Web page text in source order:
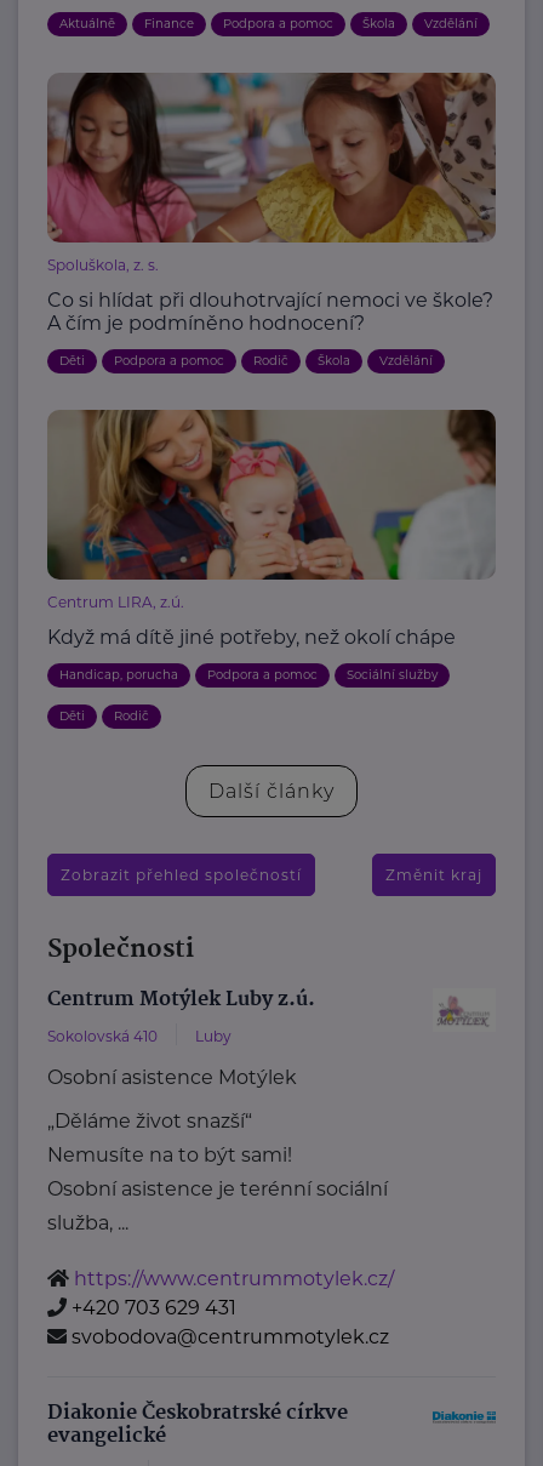
Aktuálně Finance Podpora a pomoc Škola Vzdělání
Spoluškola, z. s.
Co si hlídat při dlouhotrvající nemoci ve škole?
A čím je podmíněno hodnocení?
Děti Podpora a pomoc Rodič Škola Vzdělání
Centrum LIRA, z.ú.
Když má dítě jiné potřeby, než okolí chápe
Handicap, porucha Podpora a pomoc Sociální služby
Děti Rodič
Další články
Zobrazit přehled společností Změnit kraj
Společnosti
Centrum Motýlek Luby z.ú.
Sokolovská 410 Luby
Osobní asistence Motýlek
„Děláme život snazší“
Nemusíte na to být sami!
Osobní asistence je terénní sociální
služba, ...
https://www.centrummotylek.cz/
+420 703 629 431
svobodova@centrummotylek.cz
Diakonie Českobratrské církve
evangelické